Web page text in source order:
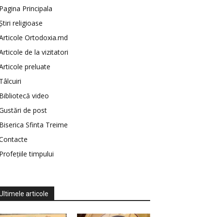
Principala
religioase
Ortodoxia.md
de la vizitatori
preluate
video
de post
Sfinta Treime
timpului
articole